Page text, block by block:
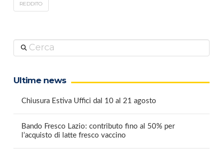
REDDITO
Cerca
Ultime news
Chiusura Estiva Uffici dal 10 al 21 agosto
Bando Fresco Lazio: contributo fino al 50% per
l’acquisto di latte fresco vaccino